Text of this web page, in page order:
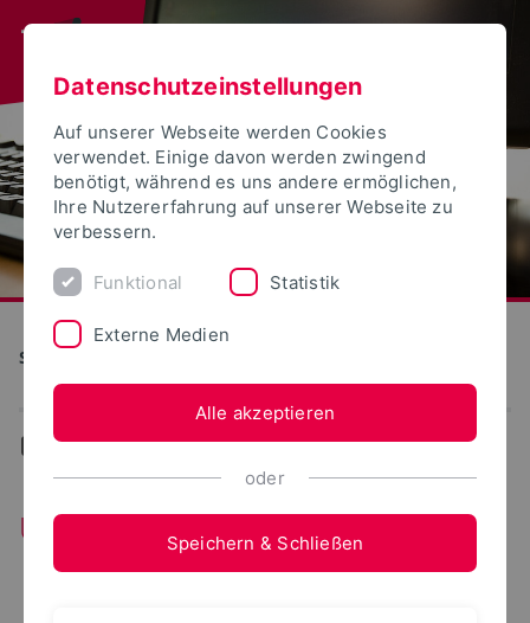
S(kim) - Service Kommunikation Information Medien
... Unterstützung/Support
Unterstützung/Support
Datenschutzeinstellungen
Auf unserer Webseite werden Cookies
verwendet. Einige davon werden zwingend
benötigt, während es uns andere ermöglichen,
Ihre Nutzererfahrung auf unserer Webseite zu
verbessern.
Funktional Statistik
Externe Medien
Alle akzeptieren
oder
Speichern & Schließen